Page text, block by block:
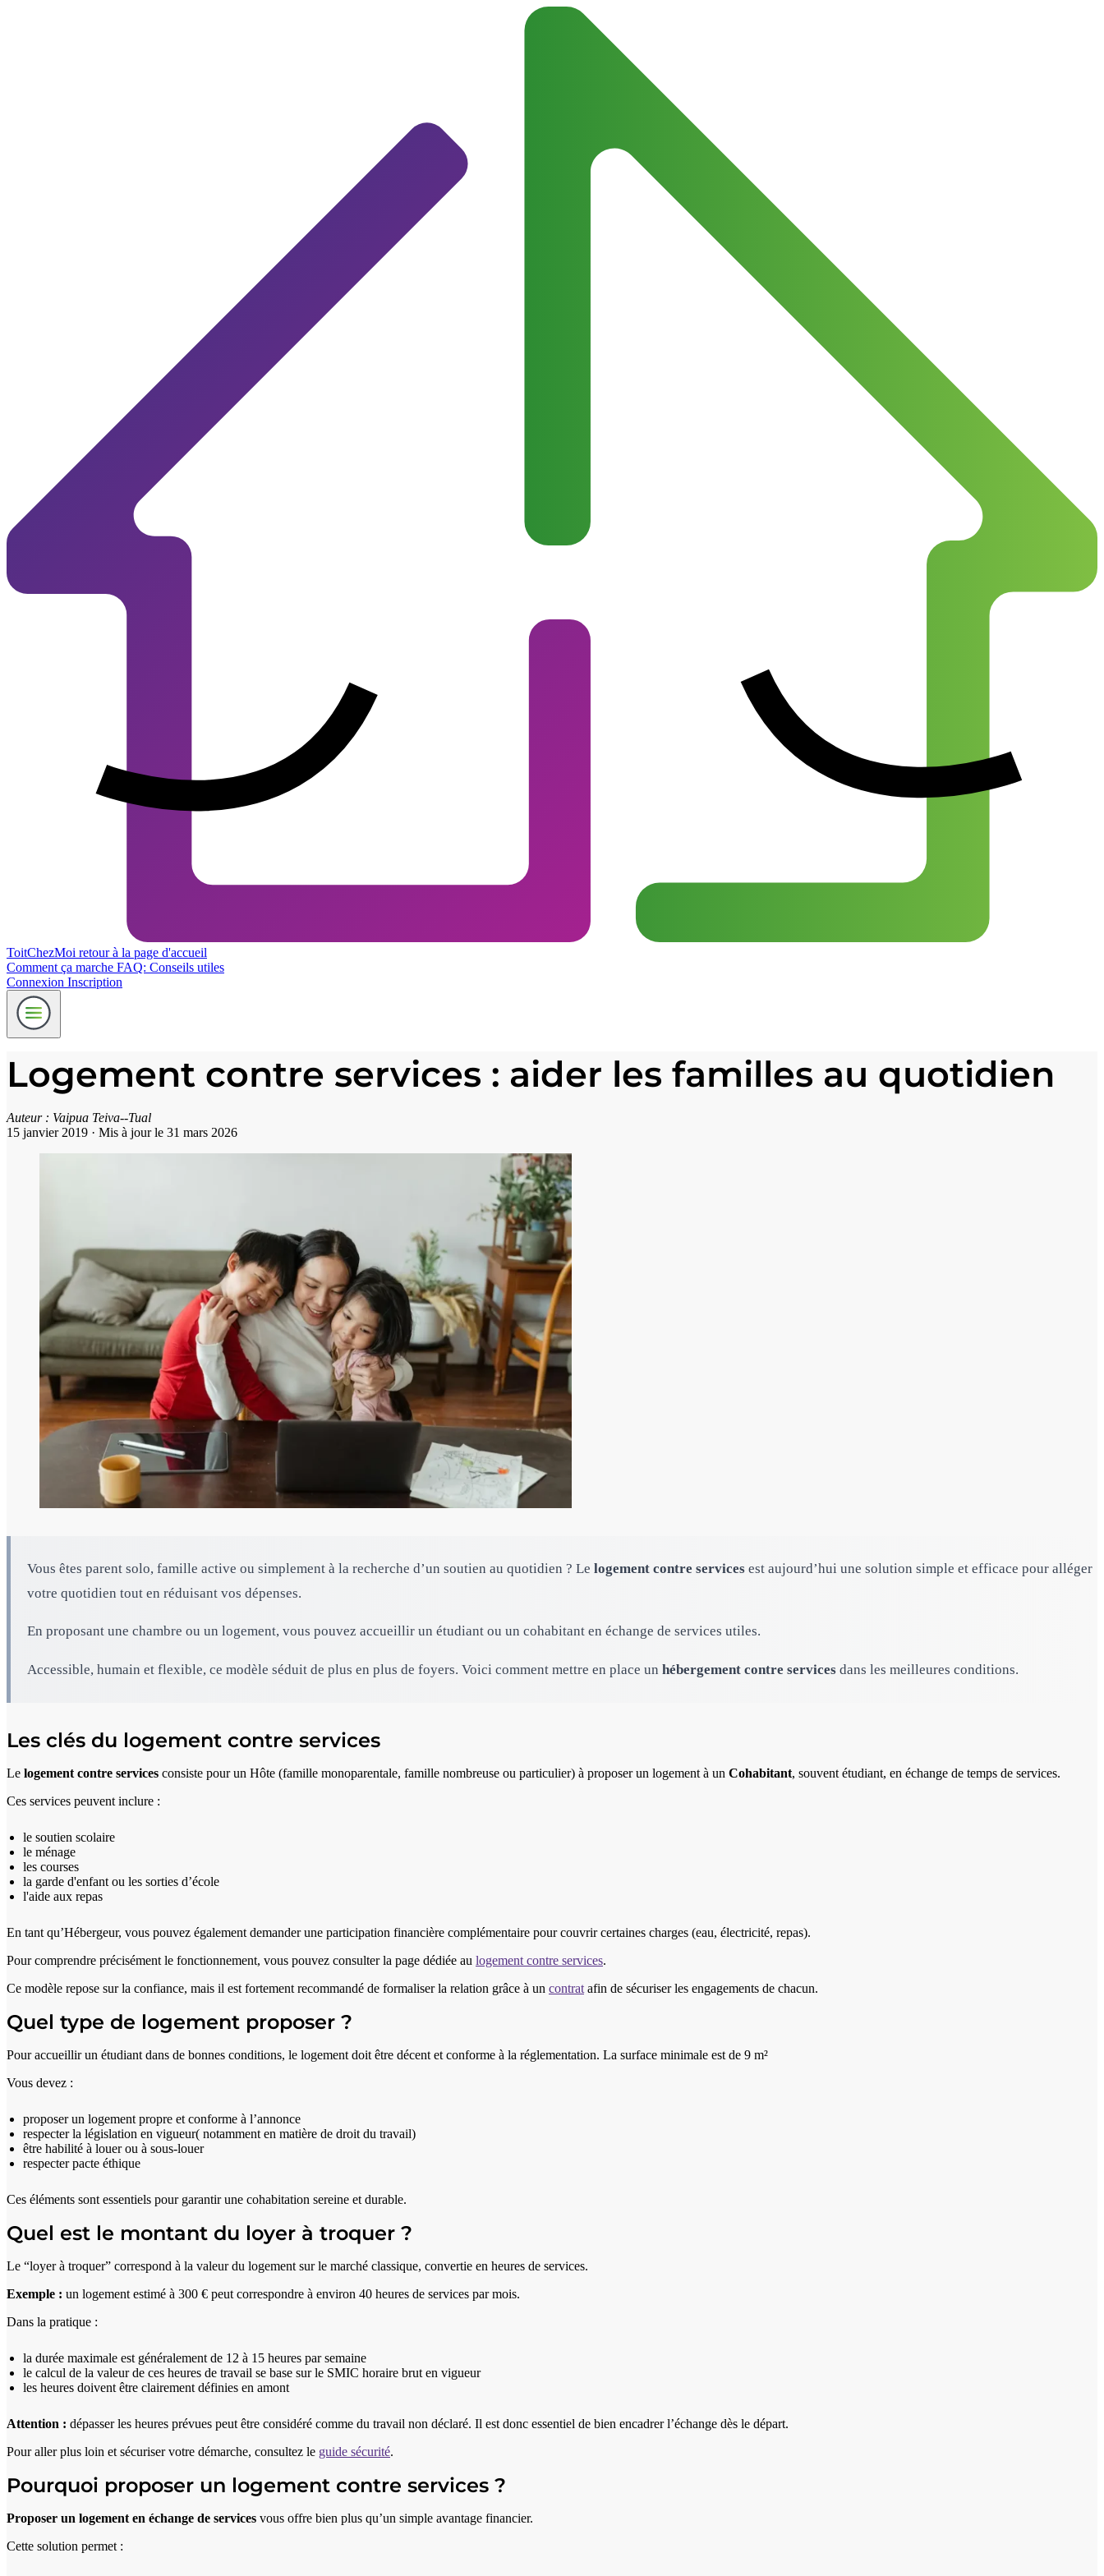
ToitChezMoi retour à la page d'accueil
Comment ça marche FAQ: Conseils utiles
Connexion Inscription
Logement contre services : aider les familles au quotidien
Auteur : Vaipua Teiva--Tual
15 janvier 2019 · Mis à jour le 31 mars 2026
Vous êtes parent solo, famille active ou simplement à la recherche d’un soutien au quotidien ? Le logement contre services est aujourd’hui une solution simple et efficace pour alléger
votre quotidien tout en réduisant vos dépenses.
En proposant une chambre ou un logement, vous pouvez accueillir un étudiant ou un cohabitant en échange de services utiles.
Accessible, humain et flexible, ce modèle séduit de plus en plus de foyers. Voici comment mettre en place un hébergement contre services dans les meilleures conditions.
Les clés du logement contre services
Le logement contre services consiste pour un Hôte (famille monoparentale, famille nombreuse ou particulier) à proposer un logement à un Cohabitant, souvent étudiant, en échange de temps de services.
Ces services peuvent inclure :
le soutien scolaire
le ménage
les courses
la garde d'enfant ou les sorties d’école
l'aide aux repas
En tant qu’Hébergeur, vous pouvez également demander une participation financière complémentaire pour couvrir certaines charges (eau, électricité, repas).
Pour comprendre précisément le fonctionnement, vous pouvez consulter la page dédiée au logement contre services.
Ce modèle repose sur la confiance, mais il est fortement recommandé de formaliser la relation grâce à un contrat afin de sécuriser les engagements de chacun.
Quel type de logement proposer ?
Pour accueillir un étudiant dans de bonnes conditions, le logement doit être décent et conforme à la réglementation. La surface minimale est de 9 m²
Vous devez :
proposer un logement propre et conforme à l’annonce
respecter la législation en vigueur( notamment en matière de droit du travail)
être habilité à louer ou à sous-louer
respecterpacte éthique
Ces éléments sont essentiels pour garantir une cohabitation sereine et durable.
Quel est le montant du loyer à troquer ?
Le “loyer à troquer” correspond à la valeur du logement sur le marché classique, convertie en heures de services.
Exemple : un logement estimé à 300 € peut correspondre à environ 40 heures de services par mois.
Dans la pratique :
la durée maximale est généralement de 12 à 15 heures par semaine
le calcul de la valeur de ces heures de travail se base sur le SMIC horaire brut en vigueur
les heures doivent être clairement définies en amont
Attention : dépasser les heures prévues peut être considéré comme du travail non déclaré. Il est donc essentiel de bien encadrer l’échange dès le départ.
Pour aller plus loin et sécuriser votre démarche, consultez le guide sécurité.
Pourquoi proposer un logement contre services ?
Proposer un logement en échange de services vous offre bien plus qu’un simple avantage financier.
Cette solution permet :